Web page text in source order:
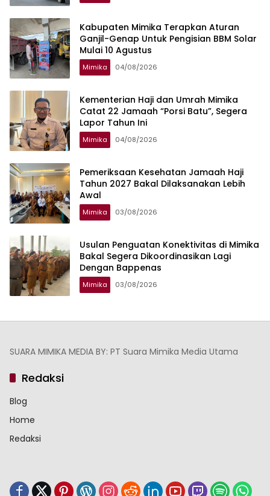
Kabupaten Mimika Terapkan Aturan
Ganjil-Genap Untuk Pengisian BBM Solar
Mulai 10 Agustus
Mimika 04/08/2026
Kementerian Haji dan Umrah Mimika
Catat 22 Jamaah “Porsi Batu”, Segera
Lapor Tahun Ini
Mimika 04/08/2026
Pemeriksaan Kesehatan Jamaah Haji
Tahun 2027 Bakal Dilaksanakan Lebih
Awal
Mimika 03/08/2026
Usulan Penguatan Konektivitas di Mimika
Bakal Segera Dikoordinasikan Lagi
Dengan Bappenas
Mimika 03/08/2026
SUARA MIMIKA MEDIA BY: PT Suara Mimika Media Utama
Redaksi
Blog
Home
Redaksi